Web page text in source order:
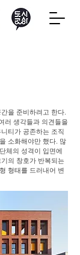
을 준비하려고 한다.
러 생각들과 의견들을
티가 공존하는 조직
소화해야만 했다. 많
체의 성격이 입면에
의 창호가 반복되는
형태를 드러내어 변